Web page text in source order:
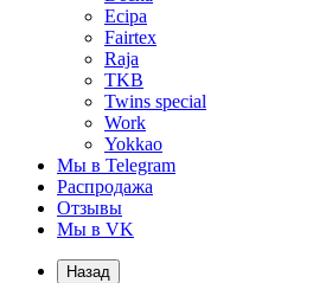
Ecipa
Fairtex
Raja
TKB
Twins special
Work
Yokkao
Мы в Telegram
Распродажа
Отзывы
Мы в VK
Назад